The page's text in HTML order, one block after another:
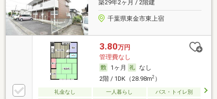
築29年2ヶ月 / 2階建
千葉県東金市東上宿
3.80万円
管理費なし
1ヶ月
なし
2階 / 1DK（28.98m2）
礼金なし 一人暮らし
バス・トイレ別